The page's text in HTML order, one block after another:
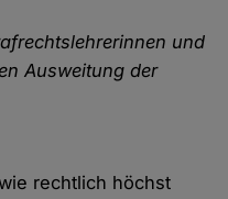
und
Ausweitung der
rechtlich höchst